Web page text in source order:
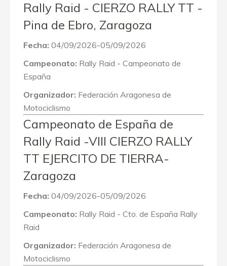
Rally Raid - CIERZO RALLY TT -
Pina de Ebro, Zaragoza
Fecha: 04/09/2026-05/09/2026
Campeonato: Rally Raid - Campeonato de
España
Organizador: Federación Aragonesa de
Motociclismo
Campeonato de España de
Rally Raid -VIII CIERZO RALLY
TT EJERCITO DE TIERRA-
Zaragoza
Fecha: 04/09/2026-05/09/2026
Campeonato: Rally Raid - Cto. de España Rally
Raid
Organizador: Federación Aragonesa de
Motociclismo